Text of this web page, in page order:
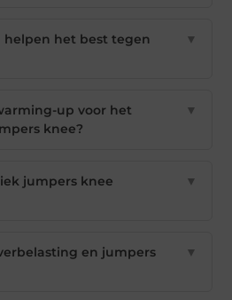
helpen het best tegen
▼
up voor het
knee?
▼
jumpers knee
▼
en jumpers
▼